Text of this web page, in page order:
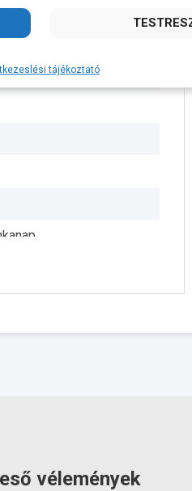
acél
acél
vélemények
tájékoztató